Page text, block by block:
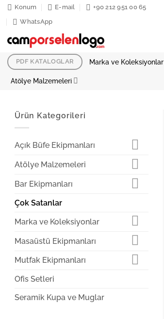
İçeriğe
atla
Konum E-mail
+90 212 951 00 65
WhatsApp
PDF KATALOGLAR Marka ve Koleksiyonlar
Atölye Malzemeleri
Ürün Kategorileri
Açık Büfe Ekipmanları
Atölye Malzemeleri
Bar Ekipmanları
Çok Satanlar
Marka ve Koleksiyonlar
Masaüstü Ekipmanları
Mutfak Ekipmanları
Ofis Setleri
Seramik Kupa ve Muglar